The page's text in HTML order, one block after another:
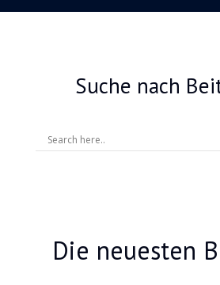
Suche nach
Die neuesten